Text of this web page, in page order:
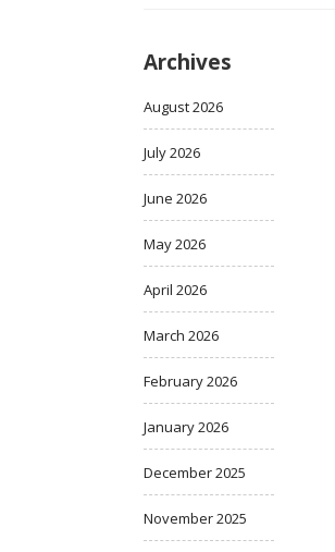
Archives
August 2026
July 2026
June 2026
May 2026
April 2026
March 2026
February 2026
January 2026
December 2025
November 2025